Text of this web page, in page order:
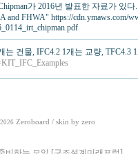
가 2016년 발표한 자료가 있다
and FHWA" https://cdn.ymaws.com/
건물, IFC4.2 1개는 교량, TFC4.3
Zeroboard / skin by zero